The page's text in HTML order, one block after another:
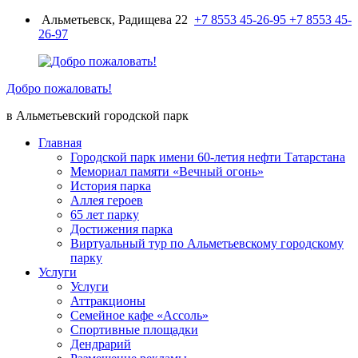
ПерейтиАльметьевск, Радищева 22 +7 8553 45-26-95 +7 8553 45-
26-97
Добро пожаловать!
в Альметьевский городской парк
Главная
Городской парк имени 60-летия нефти Татарстана
Мемориал памяти «Вечный огонь»
История парка
Аллея героев
65 лет парку
Достижения парка
Виртуальный тур по Альметьевскому городскому
парку
Услуги
Услуги
Аттракционы
Семейное кафе «Ассоль»
Спортивные площадки
Дендрарий